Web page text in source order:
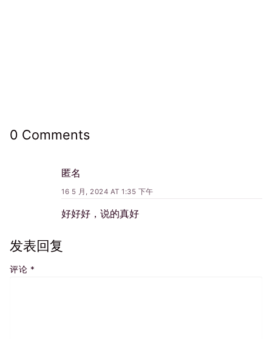
0 Comments
匿名
16 5 月, 2024 AT 1:35 下午
好好好，说的真好
发表回复
评论 *